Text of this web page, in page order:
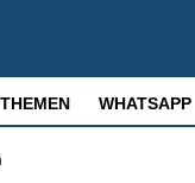
THEMEN WHATSAPP